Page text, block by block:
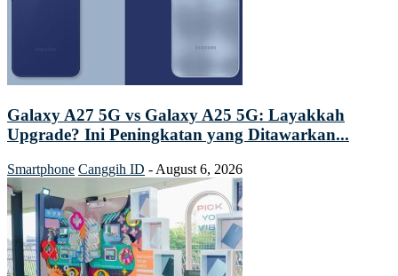
Galaxy A27 5G vs Galaxy A25 5G: Layakkah
Upgrade? Ini Peningkatan yang Ditawarkan...
Smartphone Canggih ID - August 6, 2026